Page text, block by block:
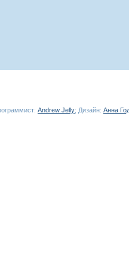
Andrew Jelly; Дизайн: Анна